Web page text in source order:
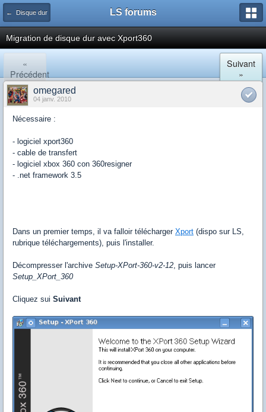
← Disque dur LS forums
Migration de disque dur avec Xport360
«
Précédent
Suivant
»
omegared
04 janv. 2010
Nécessaire :
- logiciel xport360
- cable de transfert
- logiciel xbox 360 con 360resigner
- .net framework 3.5
Dans un premier temps, il va falloir télécharger Xport (dispo sur LS,
rubrique téléchargements), puis l'installer.
Décompresser l'archive Setup-XPort-360-v2-12, puis lancer
Setup_XPort_360
Cliquez sui Suivant